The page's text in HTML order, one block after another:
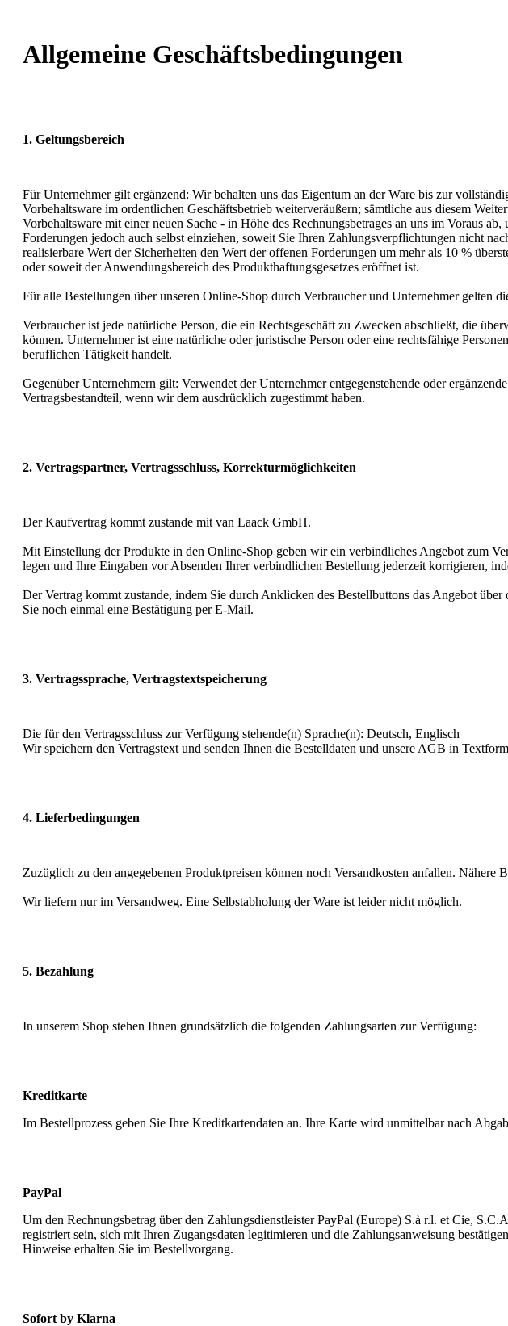
Allgemeine Geschäftsbedingungen
1. Geltungsbereich
Für Unternehmer gilt ergänzend: Wir behalten uns das Eigentum an der Ware bis zur
Vorbehaltsware im ordentlichen Geschäftsbetrieb weiterveräußern; sämtliche aus diesem
Vorbehaltsware mit einer neuen Sache - in Höhe des Rechnungsbetrages an uns im Voraus
Forderungen jedoch auch selbst einziehen, soweit Sie Ihren Zahlungsverpflichtungen nicht
realisierbare Wert der Sicherheiten den Wert der offenen Forderungen um mehr als 10 %
oder soweit der Anwendungsbereich des Produkthaftungsgesetzes eröffnet ist.
Für alle Bestellungen über unseren Online-Shop durch Verbraucher und Unternehmer gelten
Verbraucher ist jede natürliche Person, die ein Rechtsgeschäft zu Zwecken abschließt, die
können. Unternehmer ist eine natürliche oder juristische Person oder eine rechtsfähige
beruflichen Tätigkeit handelt.
Gegenüber Unternehmern gilt: Verwendet der Unternehmer entgegenstehende oder
Vertragsbestandteil, wenn wir dem ausdrücklich zugestimmt haben.
2. Vertragspartner, Vertragsschluss, Korrekturmöglichkeiten
Der Kaufvertrag kommt zustande mit van Laack GmbH.
Mit Einstellung der Produkte in den Online-Shop geben wir ein verbindliches Angebot zum
legen und Ihre Eingaben vor Absenden Ihrer verbindlichen Bestellung jederzeit korrigieren,
Der Vertrag kommt zustande, indem Sie durch Anklicken des Bestellbuttons das Angebot
Sie noch einmal eine Bestätigung per E-Mail.
3. Vertragssprache, Vertragstextspeicherung
Die für den Vertragsschluss zur Verfügung stehende(n) Sprache(n): Deutsch, Englisch
Wir speichern den Vertragstext und senden Ihnen die Bestelldaten und unsere AGB in
4. Lieferbedingungen
Zuzüglich zu den angegebenen Produktpreisen können noch Versandkosten anfallen.
Wir liefern nur im Versandweg. Eine Selbstabholung der Ware ist leider nicht möglich.
5. Bezahlung
In unserem Shop stehen Ihnen grundsätzlich die folgenden Zahlungsarten zur Verfügung:
Kreditkarte
Im Bestellprozess geben Sie Ihre Kreditkartendaten an. Ihre Karte wird unmittelbar nach
PayPal
Um den Rechnungsbetrag über den Zahlungsdienstleister PayPal (Europe) S.à r.l. et Cie,
registriert sein, sich mit Ihren Zugangsdaten legitimieren und die Zahlungsanweisung
Hinweise erhalten Sie im Bestellvorgang.
Sofort by Klarna